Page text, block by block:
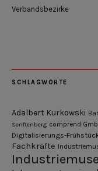
Verbandsbezirke
SCHLAGWORTE
Adalbert Kurkowski
Senftenberg comprend
Digitalisierungs-
Fachkräfte